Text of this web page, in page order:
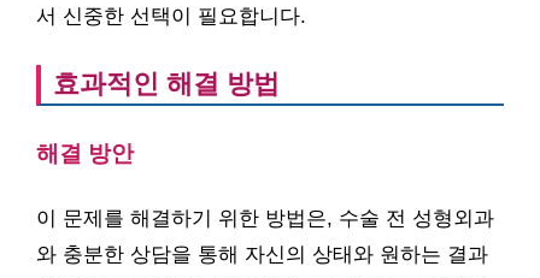
서 신중한 선택이 필요합니다.
효과적인 해결 방법
해결 방안
이 문제를 해결하기 위한 방법은, 수술 전 성형외과
와 충분한 상담을 통해 자신의 상태와 원하는 결과